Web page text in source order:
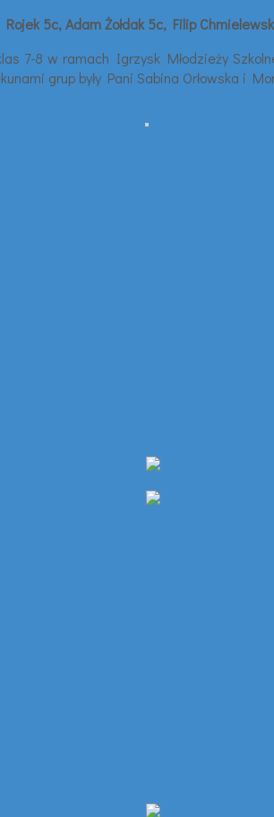
Rojek 5c, Adam Żołdak 5c, Filip
7-8 w ramach Igrzysk Młodzieży
grup były Pani Sabina Orłowska i